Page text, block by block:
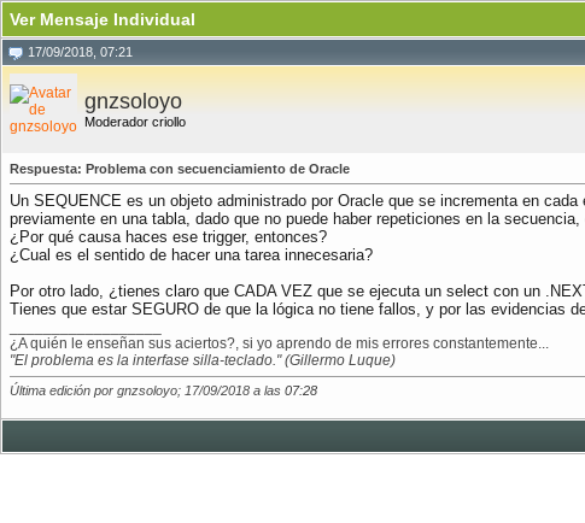
Ver Mensaje Individual
17/09/2018, 07:21
gnzsoloyo
Moderador criollo
Respuesta: Problema con secuenciamiento de Oracle
Un SEQUENCE es un objeto administrado por Oracle que se incrementa en
previamente en una tabla, dado que no puede haber repeticiones en la
¿Por qué causa haces ese trigger, entonces?
¿Cual es el sentido de hacer una tarea innecesaria?
Por otro lado, ¿tienes claro que CADA VEZ que se ejecuta un select con un
Tienes que estar SEGURO de que la lógica no tiene fallos, y por las evidencias
¿A quién le enseñan sus aciertos?, si yo aprendo de mis errores constantemente...
"El problema es la interfase silla-teclado." (Gillermo Luque)
Última edición por gnzsoloyo; 17/09/2018 a las 07:28